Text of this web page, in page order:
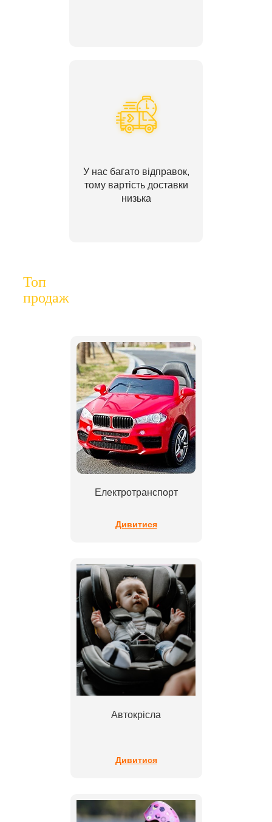
У нас багато відправок,
тому вартість доставки
низька
Топ
продаж
Електротранспорт
Дивитися
Автокрісла
Дивитися